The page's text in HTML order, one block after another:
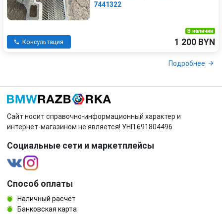
7441322
Консультация
В наличии
1 200 BYN
Подробнее
Сайт носит справочно-информационный характер и
интернет-магазином не является! УНП 691804496
Социальные сети и маркетплейсы
Способ оплаты
Наличный расчёт
Банковская карта